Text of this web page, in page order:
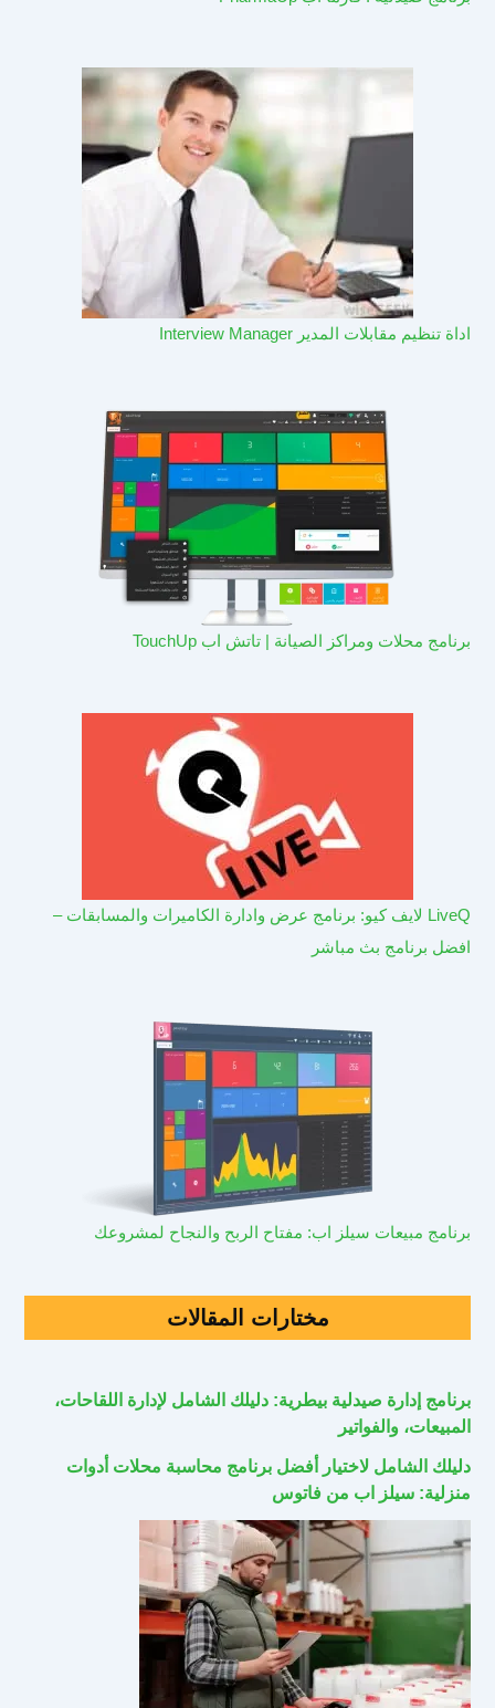
اداة تنظيم مقابلات المدير Interview Manager
برنامج محلات ومراكز الصيانة | تاتش اب TouchUp
LiveQ لايف كيو: برنامج عرض وادارة الكاميرات والمسابقات –
افضل برنامج بث مباشر
برنامج مبيعات سيلز اب: مفتاح الربح والنجاح لمشروعك
مختارات المقالات
برنامج إدارة صيدلية بيطرية: دليلك الشامل لإدارة اللقاحات،
المبيعات، والفواتير
دليلك الشامل لاختيار أفضل برنامج محاسبة محلات أدوات
منزلية: سيلز اب من فاتوس